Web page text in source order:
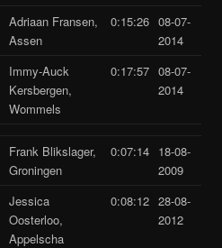
Adriaan Fransen,
Assen
0:15:26 08-07-
2014
Immy-Auck
Kersbergen,
Wommels
0:17:57 08-07-
2014
Frank Blikslager,
Groningen
0:07:14 18-08-
2009
Jessica
Oosterloo,
Appelscha
0:08:12 28-08-
2012